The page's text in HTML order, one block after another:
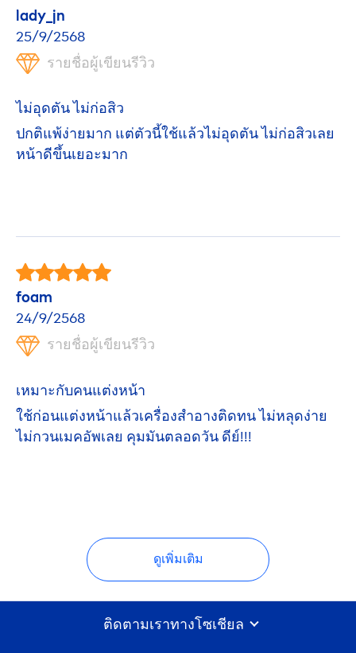
lady_jn
25/9/2568
รายชื่อผู้เขียนรีวิว
ไม่อุดตัน ไม่ก่อสิว
ปกติแพ้ง่ายมาก แต่ตัวนี้ใช้แล้วไม่อุดตัน ไม่ก่อสิวเลย
หน้าดีขึ้นเยอะมาก
foam
24/9/2568
รายชื่อผู้เขียนรีวิว
เหมาะกับคนแต่งหน้า
ใช้ก่อนแต่งหน้าแล้วเครื่องสำอางติดทน ไม่หลุดง่าย
ไม่กวนเมคอัพเลย คุมมันตลอดวัน ดีย์!!!
ดูเพิ่มเติม
ติดตามเราทางโซเชียล